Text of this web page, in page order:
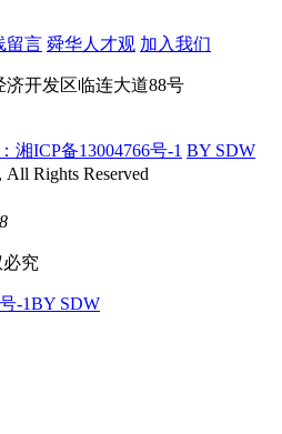
留言 舜华人才观 加入我们
开发区临连大道88号
湘ICP备13004766号-1 BY SDW
Rights Reserved
究
-1BY SDW